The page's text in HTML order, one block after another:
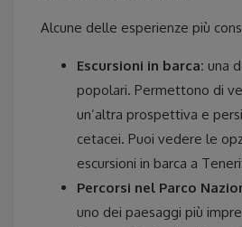
Alcune delle esperienze più
Escursioni in barca: una
popolari. Permettono di
un’altra prospettiva e
cetacei. Puoi vedere le
escursioni in barca a
Percorsi nel Parco
uno dei paesaggi più